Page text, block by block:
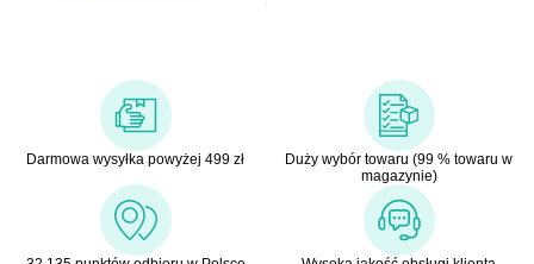
Darmowa wysyłka powyżej 499 zł
Duży wybór towaru (99 % towaru w
magazynie)